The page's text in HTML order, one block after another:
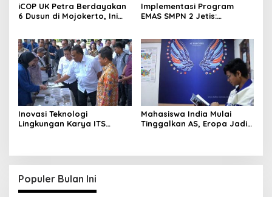
iCOP UK Petra Berdayakan
6 Dusun di Mojokerto, Ini
Implementasi Program
EMAS SMPN 2 Jetis:
Inovasi Teknologi
Lingkungan Karya ITS
Mahasiswa India Mulai
Tinggalkan AS, Eropa Jadi
Populer Bulan Ini